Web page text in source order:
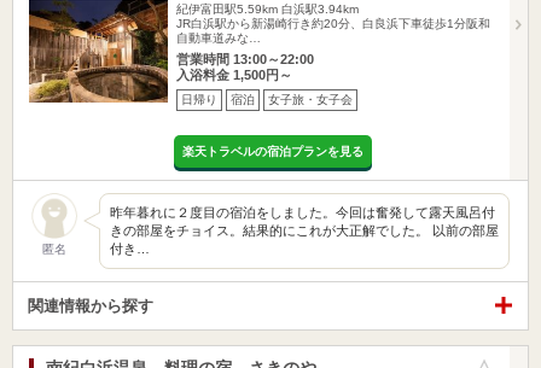
紀伊富田駅5.59km 白浜駅3.94km
JR白浜駅から新湯崎行き約20分、白良浜下車徒歩1分阪和
自動車道みな…
営業時間 13:00～22:00
入浴料金 1,500円～
日帰り 宿泊 女子旅・女子会
楽天トラベルの宿泊プランを見る
匿名
昨年暮れに２度目の宿泊をしました。今回は奮発して露天風呂付
きの部屋をチョイス。結果的にこれが大正解でした。 以前の部屋
付き…
関連情報から探す